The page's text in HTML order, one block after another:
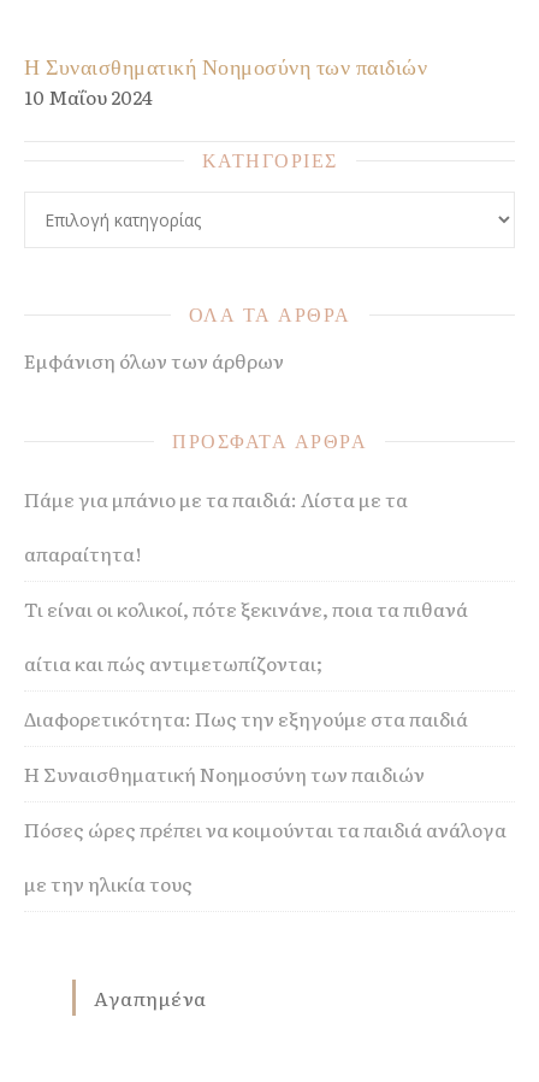
Η Συναισθηματική Νοημοσύνη των παιδιών
10 Μαΐου 2024
ΚΑΤΗΓΟΡΙΕΣ
ΟΛΑ ΤΑ ΑΡΘΡΑ
Εμφάνιση όλων των άρθρων
ΠΡΟΣΦΑΤΑ ΑΡΘΡΑ
Πάμε για μπάνιο με τα παιδιά: Λίστα με τα
απαραίτητα!
Τι είναι οι κολικοί, πότε ξεκινάνε, ποια τα πιθανά
αίτια και πώς αντιμετωπίζονται;
Διαφορετικότητα: Πως την εξηγούμε στα παιδιά
Η Συναισθηματική Νοημοσύνη των παιδιών
Πόσες ώρες πρέπει να κοιμούνται τα παιδιά ανάλογα
με την ηλικία τους
Αγαπημένα